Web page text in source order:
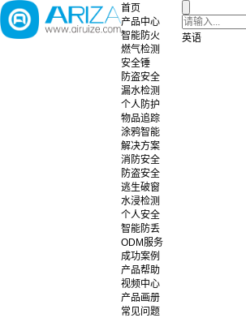
首页
产品中心
智能防火
燃气检测
安全锤
防盗安全
漏水检测
个人防护
物品追踪
涂鸦智能
解决方案
消防安全
防盗安全
逃生破窗
水浸检测
个人安全
智能防丢
ODM服务
成功案例
产品帮助
视频中心
产品画册
常见问题
英语